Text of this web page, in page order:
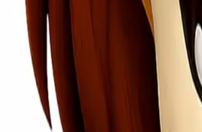
Express memperkenalkan Ms. MinLi
Ms. MinLi siap membantu Anda
Lionel Express
satu penyedia layanan logistik terbaik yang
barang selama momen Natal dan Tahun Baru: